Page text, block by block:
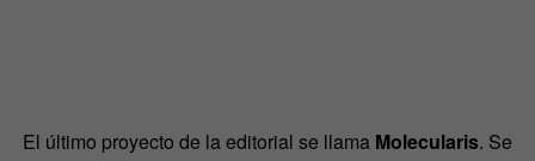
El último proyecto de la editorial se llama Molecularis. Se